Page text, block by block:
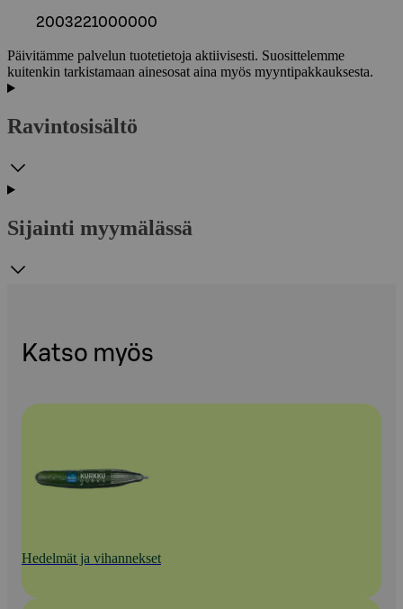
2003221000000
Päivitämme palvelun tuotetietoja aktiivisesti. Suosittelemme
kuitenkin tarkistamaan ainesosat aina myös myyntipakkauksesta.
Ravintosisältö
Sijainti myymälässä
Katso myös
Hedelmät ja vihannekset